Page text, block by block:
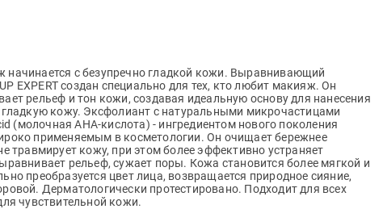
с безупречно гладкой кожи. Выравнивающий
EXPERT создан специально для тех, кто любит макияж. Он
рельеф и тон кожи, создавая идеальную основу для нанесения
кожу. Эксфолиант с натуральными микрочастицами
(молочная AHA-кислота) - ингредиентом нового поколения
применяемым в косметологии. Он очищает бережнее
травмирует кожу, при этом более эффективно устраняет
рельеф, сужает поры. Кожа становится более мягкой и
преобразуется цвет лица, возвращается природное сияние,
Дерматологически протестировано. Подходит для всех
чувствительной кожи.